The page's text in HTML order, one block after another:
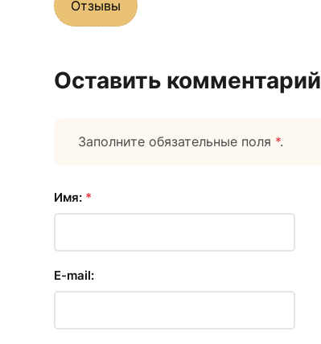
Отзывы
Оставить комментарий
Заполните обязательные поля *.
Имя: *
E-mail: